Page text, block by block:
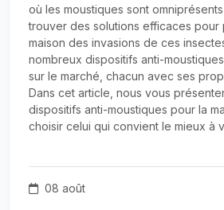
où les moustiques sont
trouver des solutions efficaces
maison des invasions de ces
nombreux dispositifs anti-
sur le marché, chacun avec ses
Dans cet article, nous vous
dispositifs anti-moustiques pour la
choisir celui qui convient le mieux à
08 août